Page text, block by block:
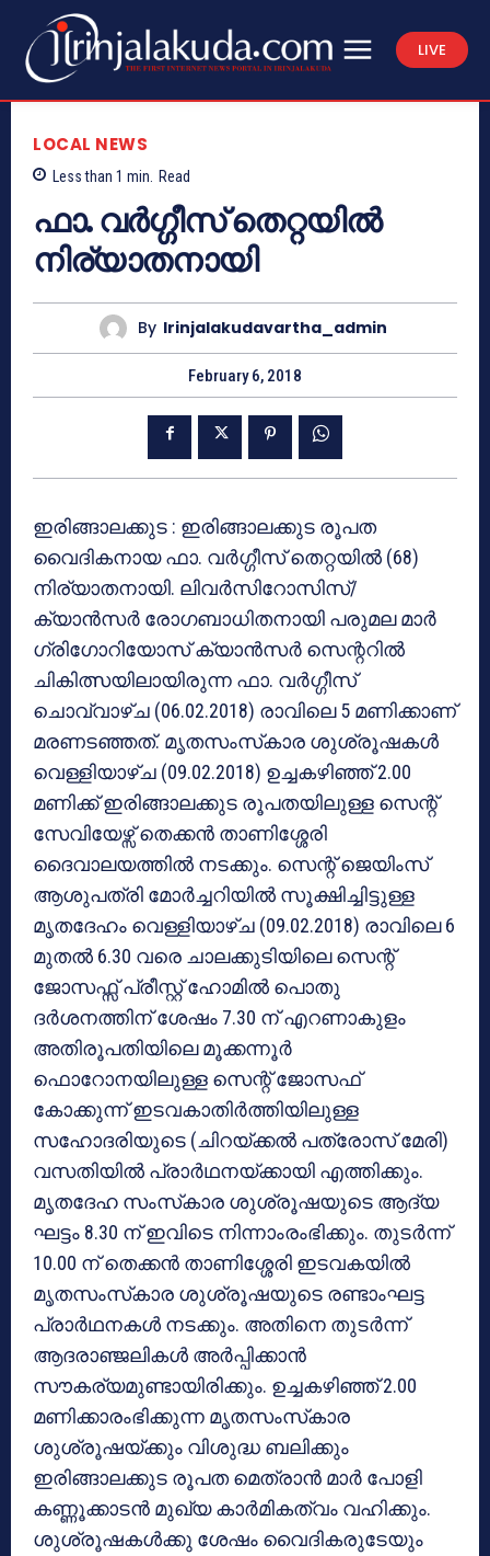
LIVE
LOCAL NEWS
Less than 1 min. Read
ഫാ. വര്‍ഗ്ഗീസ് തെറ്റയില്‍
നിര്യാതനായി
By Irinjalakudavartha_admin
February 6, 2018
ഇരിങ്ങാലക്കുട : ഇരിങ്ങാലക്കുട രൂപത
വൈദികനായ ഫാ. വര്‍ഗ്ഗീസ് തെറ്റയില്‍ (68)
നിര്യാതനായി. ലിവര്‍സിറോസിസ്/
ക്യാന്‍സര്‍ രോഗബാധിതനായി പരുമല മാര്‍
ഗ്രിഗോറിയോസ് ക്യാന്‍സര്‍ സെന്ററില്‍
ചികിത്സയിലായിരുന്ന ഫാ. വര്‍ഗ്ഗീസ്
ചൊവ്വാഴ്ച (06.02.2018) രാവിലെ 5 മണിക്കാണ്
മരണടഞ്ഞത്. മൃതസംസ്‌കാര ശുശ്രൂഷകള്‍
വെള്ളിയാഴ്ച (09.02.2018) ഉച്ചകഴിഞ്ഞ് 2.00
മണിക്ക് ഇരിങ്ങാലക്കുട രൂപതയിലുള്ള സെന്റ്
സേവിയേഴ്സ് തെക്കന്‍ താണിശ്ശേരി
ദൈവാലയത്തില്‍ നടക്കും. സെന്റ് ജെയിംസ്
ആശുപത്രി മോര്‍ച്ചറിയില്‍ സൂക്ഷിച്ചിട്ടുള്ള
മൃതദേഹം വെള്ളിയാഴ്ച (09.02.2018) രാവിലെ 6
മുതല്‍ 6.30 വരെ ചാലക്കുടിയിലെ സെന്റ്
ജോസഫ്സ് പ്രീസ്റ്റ് ഹോമില്‍ പൊതു
ദര്‍ശനത്തിന് ശേഷം 7.30 ന് എറണാകുളം
അതിരൂപതിയിലെ മൂക്കന്നൂര്‍
ഫൊറോനയിലുള്ള സെന്റ് ജോസഫ്
കോക്കുന്ന് ഇടവകാതിര്‍ത്തിയിലുള്ള
സഹോദരിയുടെ (ചിറയ്ക്കല്‍ പത്രോസ് മേരി)
വസതിയില്‍ പ്രാര്‍ഥനയ്ക്കായി എത്തിക്കും.
മൃതദേഹ സംസ്‌കാര ശുശ്രൂഷയുടെ ആദ്യ
ഘട്ടം 8.30 ന് ഇവിടെ നിന്നാംരംഭിക്കും. തുടര്‍ന്ന്
10.00 ന് തെക്കന്‍ താണിശ്ശേരി ഇടവകയില്‍
മൃതസംസ്‌കാര ശുശ്രൂഷയുടെ രണ്ടാംഘട്ട
പ്രാര്‍ഥനകള്‍ നടക്കും. അതിനെ തുടര്‍ന്ന്
ആദരാഞ്ജലികള്‍ അര്‍പ്പിക്കാന്‍
സൗകര്യമുണ്ടായിരിക്കും. ഉച്ചകഴിഞ്ഞ് 2.00
മണിക്കാരംഭിക്കുന്ന മൃതസംസ്‌കാര
ശുശ്രൂഷയ്ക്കും വിശുദ്ധ ബലിക്കും
ഇരിങ്ങാലക്കുട രൂപത മെത്രാന്‍ മാര്‍ പോളി
കണ്ണൂക്കാടന്‍ മുഖ്യ കാര്‍മികത്വം വഹിക്കും.
ശുശ്രൂഷകള്‍ക്കു ശേഷം വൈദികരുടേയും